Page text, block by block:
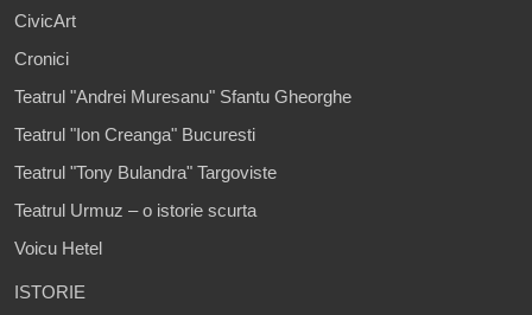
CivicArt
Cronici
Teatrul "Andrei Muresanu" Sfantu Gheorghe
Teatrul "Ion Creanga" Bucuresti
Teatrul "Tony Bulandra" Targoviste
Teatrul Urmuz – o istorie scurta
Voicu Hetel
ISTORIE